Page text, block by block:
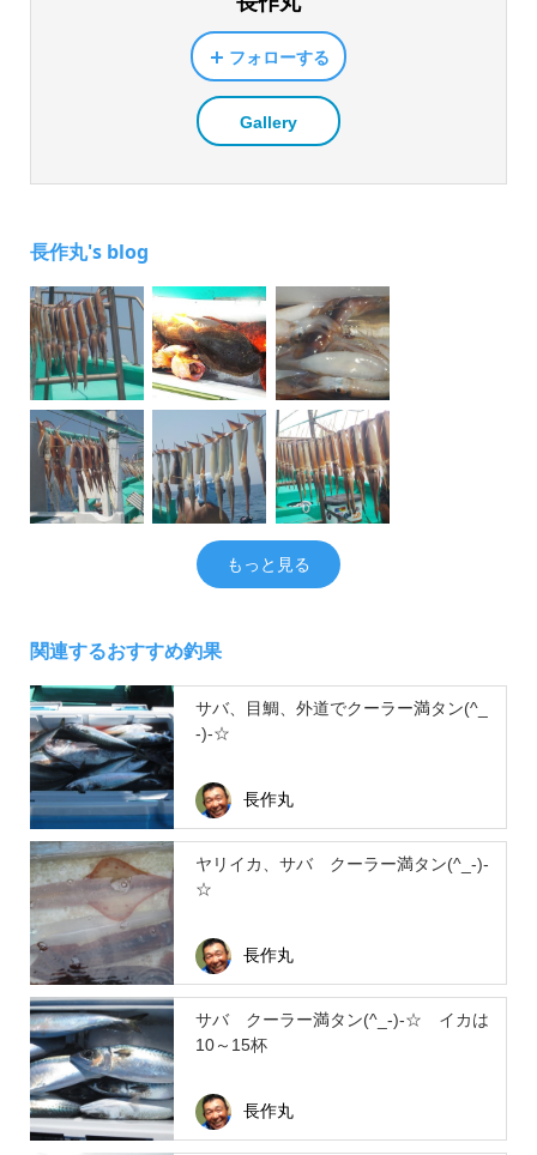
フォローする
Gallery
長作丸's blog
もっと見る
関連するおすすめ釣果
サバ、目鯛、外道でクーラー満タン(^_
-)-☆
長作丸
ヤリイカ、サバ クーラー満タン(^_-)-
☆
長作丸
サバ クーラー満タン(^_-)-☆ イカは
10～15杯
長作丸